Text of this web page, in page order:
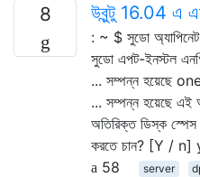
8 উবুন্টু 16.04 এ
: ~ $ সুডো
সুডো এপট-ইনস্টল
... সম্পন্ন হয়েছে one
... সম্পন্ন হয়েছে এই
অতিরিক্ত ডিস্ক স্পেস
করতে চান? [Y / n]
58
server